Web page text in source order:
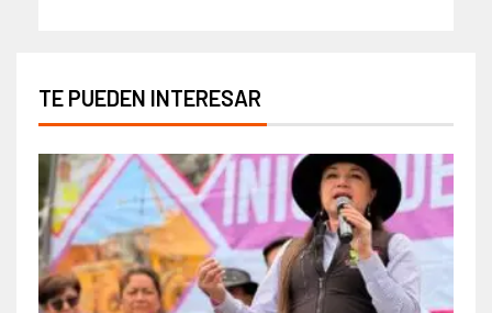
TE PUEDEN INTERESAR